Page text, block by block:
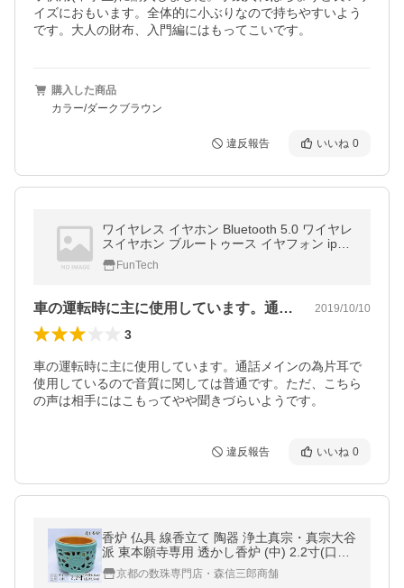
イズにおもいます。全体的に小ぶりなので持ちやすいよう
です。大人の財布、入門編にはもってこいです。
購入した商品
カラー/ダークブラウン
違反報告 いいね 0
ワイヤレス イヤホン Bluetooth 5.0 ワイヤレ
スイヤホン ブルートゥース イヤフォン ipho
ne 高音質 重低音 防水 長時間 スポーツ
FunTech
車の運転時に主に使用しています。通話メ… 2019/10/10
3
車の運転時に主に使用しています。通話メインの為片耳で
使用しているので音質に関しては普通です。ただ、こちら
の声は相手にはこもってやや聞きづらいようです。
違反報告 いいね 0
香炉 仏具 線香立て 陶器 浄土真宗・真宗大谷
派 東本願寺専用 透かし香炉 (中) 2.2寸(口径
6.6cm) (日本製 青磁 線香立て スカシ香炉 土
香炉 唐草透し)
京都の数珠専門店・森信三郎商舗